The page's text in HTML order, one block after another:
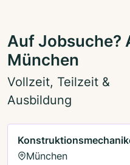
Auf Jobsuche?
München
Vollzeit, Teilzeit &
Ausbildung
München